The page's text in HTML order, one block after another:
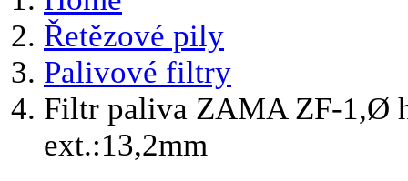
Řetězové pily
Palivové filtry
Filtr paliva ZAMA ZF-1,Ø
ext.:13,2mm